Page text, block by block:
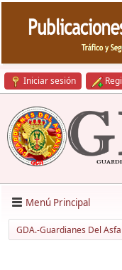
Iniciar sesión
Menú Principal
GDA.-Guardianes Del